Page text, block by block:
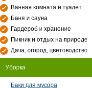
Ванная комната и туалет
Баня и сауна
Гардероб и хранение
Пикник и отдых на природе
Дача, огород, цветоводство
Уборка
Баки для мусора